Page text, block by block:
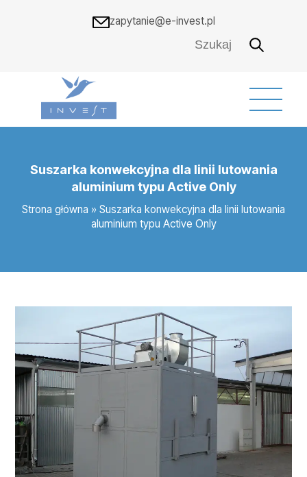
zapytanie@e-invest.pl
Suszarka konwekcyjna dla linii lutowania
aluminium typu Active Only
Strona główna » Suszarka konwekcyjna dla linii lutowania
aluminium typu Active Only